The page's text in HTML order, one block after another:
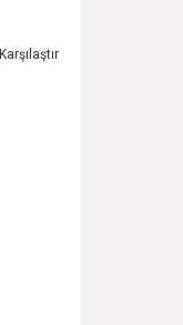
Karşılaştır